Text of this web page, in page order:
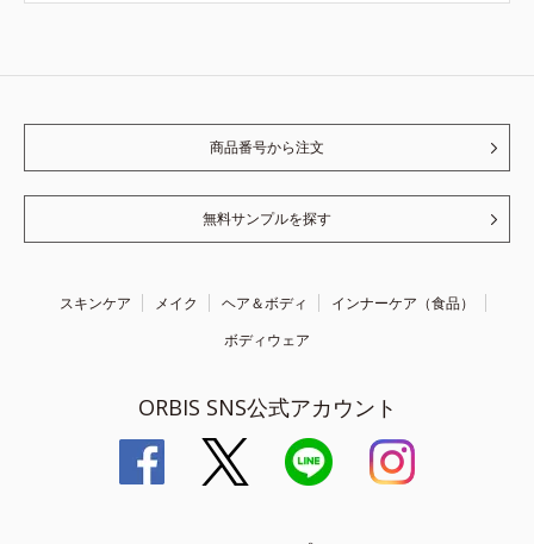
商品番号から注文
無料サンプルを探す
スキンケア メイク ヘア＆ボディ
インナーケア（食品）
ボディウェア
ORBIS SNS公式アカウント